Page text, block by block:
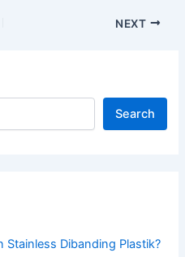
NEXT
Search
Stainless Dibanding Plastik?